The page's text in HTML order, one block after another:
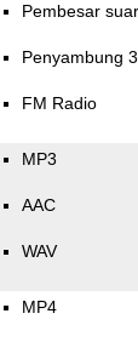
Pembesar
Penyambung
FM Radio
MP3
AAC
WAV
MP4